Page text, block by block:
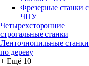
Фрезерные станки с
ЧПУ
Четырехсторонние
строгальные станки
Ленточнопильные станки
по дереву
+ Ещё 10